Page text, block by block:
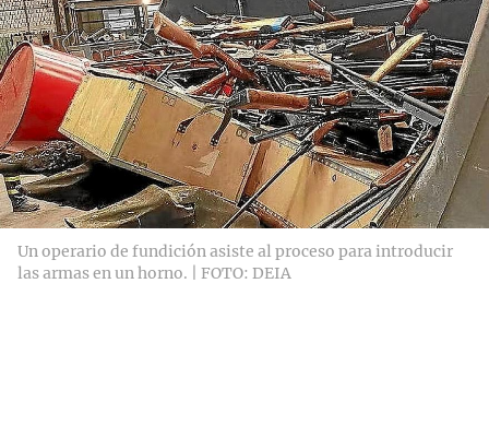
Un operario de fundición asiste al proceso para introducir
las armas en un horno. | FOTO: DEIA